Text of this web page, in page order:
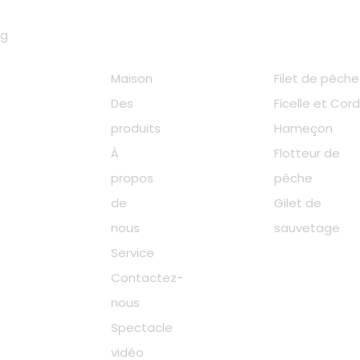
Maison
Des
produits
À
propos
de
nous
Service
Contactez-
nous
Spectacle
vidéo
Filet de pêche
Ficelle et
Hameçon
Flotteur de
pêche
Gilet de
sauvetage